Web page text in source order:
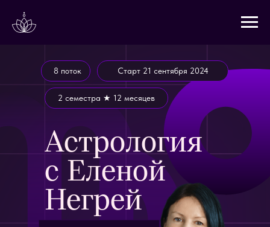
Астрология
с Еленой
Негрей
Cтарт 21 сентября 2024
8 поток
2 семестра ★ 12 месяцев